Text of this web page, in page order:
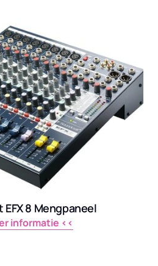
8 Mengpaneel
informatie <<